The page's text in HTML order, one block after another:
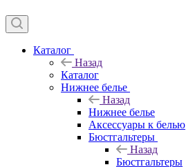
Каталог
Назад
Каталог
Нижнее белье
Назад
Нижнее белье
Аксессуары к белью
Бюстгальтеры
Назад
Бюстгальтеры